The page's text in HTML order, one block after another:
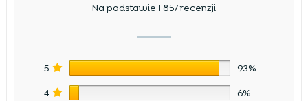
Na podstawie 1 857 recenzji
5 93%
4 6%